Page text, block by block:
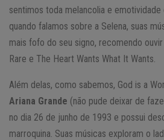
sentimos toda melancolia e emotividade
quando falamos sobre a Selena, suas
mais fofo do seu signo, recomendo
Rare e The Heart Wants What It Wants.
Além delas, como sabemos, God is a
Ariana Grande (não pude deixar de
no dia 26 de junho de 1993 e possui
marroquina. Suas músicas exploram o